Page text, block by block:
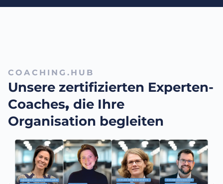
COACHING.HUB
Unsere zertifizierten Experten-
Coaches, die Ihre
Organisation begleiten